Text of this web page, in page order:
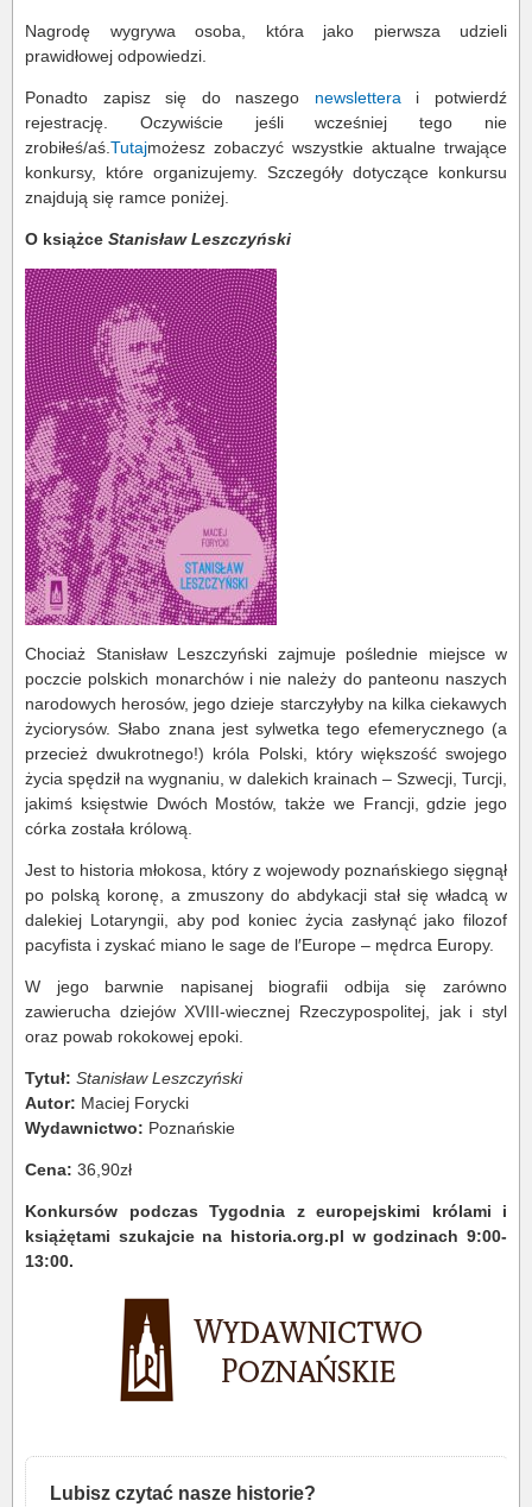
Nagrodę wygrywa osoba, która jako pierwsza udzieli
prawidłowej odpowiedzi.
Ponadto zapisz się do naszego newslettera i potwierdź
rejestrację. Oczywiście jeśli wcześniej tego nie
zrobiłeś/aś. Tutajmożesz zobaczyć wszystkie aktualne trwające
konkursy, które organizujemy. Szczegóły dotyczące konkursu
znajdują się ramce poniżej.
O książce Stanisław Leszczyński
Chociaż Stanisław Leszczyński zajmuje poślednie miejsce w
poczcie polskich monarchów i nie należy do panteonu naszych
narodowych herosów, jego dzieje starczyłyby na kilka ciekawych
życiorysów. Słabo znana jest sylwetka tego efemerycznego (a
przecież dwukrotnego!) króla Polski, który większość swojego
życia spędził na wygnaniu, w dalekich krainach – Szwecji, Turcji,
jakimś księstwie Dwóch Mostów, także we Francji, gdzie jego
córka została królową.
Jest to historia młokosa, który z wojewody poznańskiego sięgnął
po polską koronę, a zmuszony do abdykacji stał się władcą w
dalekiej Lotaryngii, aby pod koniec życia zasłynąć jako filozof
pacyfista i zyskać miano le sage de l′Europe – mędrca Europy.
W jego barwnie napisanej biografii odbija się zarówno
zawierucha dziejów XVIII-wiecznej Rzeczypospolitej, jak i styl
oraz powab rokokowej epoki.
Tytuł: Stanisław Leszczyński
Autor: Maciej Forycki
Wydawnictwo: Poznańskie
Cena: 36,90zł
Konkursów podczas Tygodnia z europejskimi królami i
książętami szukajcie na historia.org.pl w godzinach 9:00-
13:00.
Lubisz czytać nasze historie?